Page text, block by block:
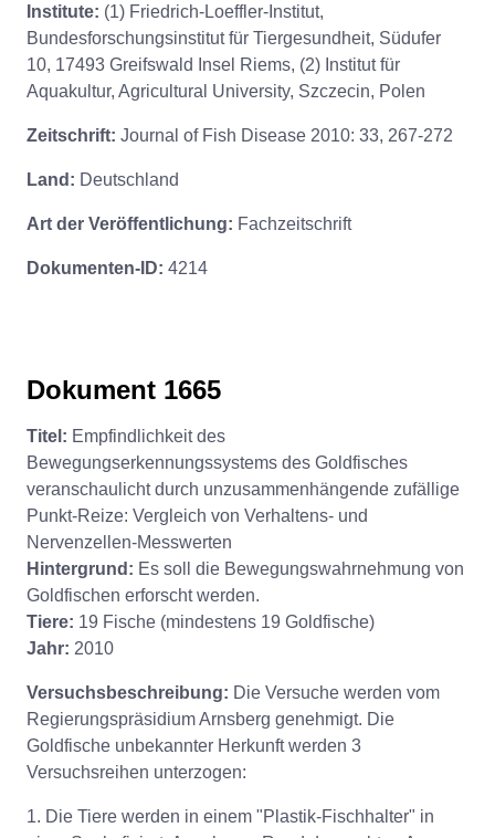
Institute: (1) Friedrich-Loeffler-Institut,
Bundesforschungsinstitut für Tiergesundheit, Südufer
10, 17493 Greifswald Insel Riems, (2) Institut für
Aquakultur, Agricultural University, Szczecin, Polen
Zeitschrift: Journal of Fish Disease 2010: 33, 267-272
Land: Deutschland
Art der Veröffentlichung: Fachzeitschrift
Dokumenten-ID: 4214
Dokument 1665
Titel: Empfindlichkeit des
Bewegungserkennungssystems des Goldfisches
veranschaulicht durch unzusammenhängende zufällige
Punkt-Reize: Vergleich von Verhaltens- und
Nervenzellen-Messwerten
Hintergrund: Es soll die Bewegungswahrnehmung von
Goldfischen erforscht werden.
Tiere: 19 Fische (mindestens 19 Goldfische)
Jahr: 2010
Versuchsbeschreibung: Die Versuche werden vom
Regierungspräsidium Arnsberg genehmigt. Die
Goldfische unbekannter Herkunft werden 3
Versuchsreihen unterzogen:
1. Die Tiere werden in einem "Plastik-Fischhalter" in